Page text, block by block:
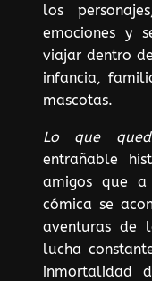
los
emociones y
viajar dentro
infancia,
mascotas.
Lo que
entrañable
amigos que
cómica se
aventuras de
lucha
inmortalidad